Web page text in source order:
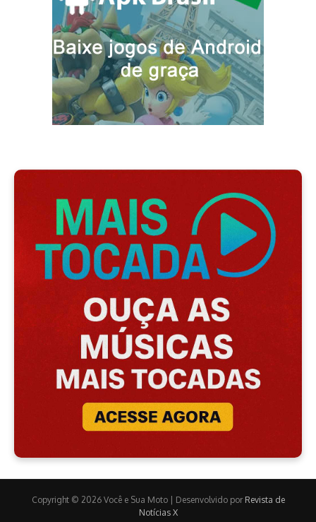
Copyright © 2026 Você e Sua Moto | Desenvolvido por Revista de
Notícias X